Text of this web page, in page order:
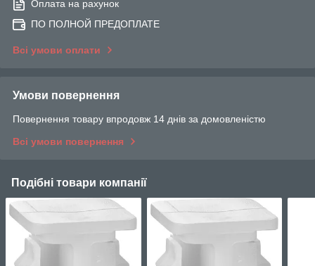
Оплата на рахунок
ПО ПОЛНОЙ ПРЕДОПЛАТЕ
Всі умови оплати
Умови повернення
Повернення товару впродовж 14 днів за домовленістю
Всі умови повернення
Подібні товари компанії